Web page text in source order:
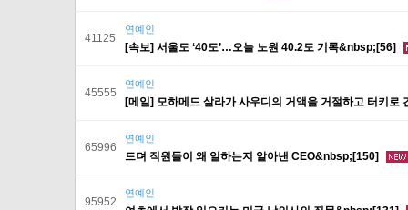
41125
연예인
[속보] 서울도 ‘40도’…오늘 노원 40.2도 기록&nbsp;[56]
45555
연예인
[메일] 모하메드 살라가 사우디의 거액을 거절하고 터키
65996
연예인
드뎌 직원들이 왜 일하는지 알아낸 CEO&nbsp;[150]
95952
연예인